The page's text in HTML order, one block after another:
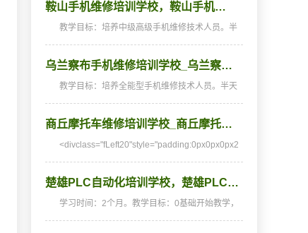
鞍山手机维修培训学校，鞍山手机…
教学目标：培养中级高级手机维修技术人员。半
义上的手机维修高手。学习时间：2个月(采用我
乌兰察布手机维修培训学校_乌兰察…
教学目标：培养全能型手机维修技术人员。半天
上的、全能的手机维修技术人才和手机维修店老
商丘摩托车维修培训学校_商丘摩托…
<divclass="fLeft20"style="padding:0px0px0px2
楚雄PLC自动化培训学校，楚雄PLC…
学习时间：2个月。教学目标：0基础开始教学，